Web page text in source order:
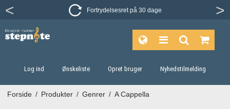
Fortrydelsesret på 30 dage
Log ind Ønskeliste Opret bruger Nyhedstilmelding
Forside / Produkter / Genrer / A Cappella